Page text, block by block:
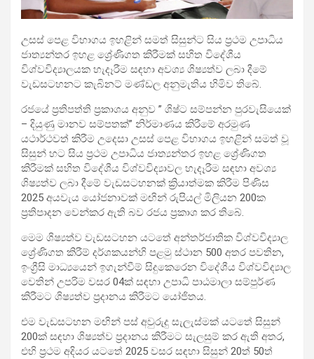
උසස් පෙළ විභාගය ඉහළින් සමත් සිසුන්ට සිය ප්‍රථම උපාධිය
ජාත්‍යන්තර ඉහළ ශ්‍රේණිගත කිරීමක් සහිත විදේශීය
විශ්වවිද්‍යාලයක හැදෑරීම සඳහා අවශ්‍ය ශිෂ්‍යත්ව ලබා දීමේ
වැඩසටහනට කැබිනට් මණ්ඩල අනුමැතිය හිමිව තිබේ.
රජයේ ප්‍රතිපත්ති ප්‍රකාශය අනුව ” ශිෂ්ට සම්පන්න පුරවැසියෙක්
– දියුණු මානව සම්පතක්” නිර්මාණය කිරීමේ අරමුණ
යථාර්ථවත් කිරීම උදෙසා උසස් පෙළ විභාගය ඉහළින් සමත් වූ
සිසුන් හට සිය ප්‍රථම උපාධිය ජාත්‍යන්තර ඉහළ ශ්‍රේණිගත
කිරීමක් සහිත විදේශීය විශ්වවිද්‍යා‍වල හැදෑරීම සඳහා අවශ්‍ය
ශිෂ්‍යත්ව ලබා දීමේ වැඩසටහනක් ක්‍රියාත්මක කිරීම පිණිස
2025 අයවැය යෝජනාවක් මඟින් රුපියල් මිලියන 200ක
ප්‍රතිපාදන වෙන්කර ඇති බව රජය ප්‍රකාශ කර තිබේ.
මෙම ශිෂ්‍යත්ව වැඩසටහන යටතේ අන්තර්ජාතික විශ්වවිද්‍යාල
ශ්‍රේණිගත කිරීම් දර්ශකයන්හි පළමු ස්ථාන 500 අතර පවතින,
ඉංග්‍රීසි මාධ්‍යයෙන් ඉගැන්වීම් සිදුකෙරෙන විදේශීය විශ්වවිද්‍යාල
වෙතින් උපරිම වසර 04ක් සඳහා උපාධි පාඨමාලා සම්පුර්ණ
කිරීමට ශිෂ්‍යත්ව ප්‍රදානය කිරීමට යෝජිතය.
එම වැඩසටහන මඟින් පස් අවුරුදු සැලැස්මක් යටතේ සිසුන්
200ක් සඳහා ශිෂ්‍යත්ව ප්‍රදානය කිරීමට සැලසුම් කර ඇති අතර,
එහි ප්‍රථම අදියර යටතේ 2025 වසර සඳහා සිසුන් 20ත් 50ත්